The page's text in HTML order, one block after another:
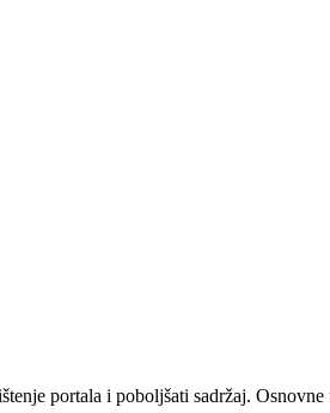
portala i poboljšati sadržaj.